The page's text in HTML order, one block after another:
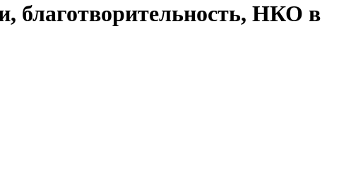
благотворительность, НКО в